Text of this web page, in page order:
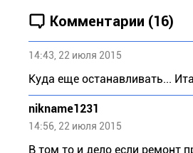
Комментарии (16)
14:43, 22 июля 2015
Куда еще останавливать...
nikname1231
14:56, 22 июля 2015
В том то и дело если ремонт